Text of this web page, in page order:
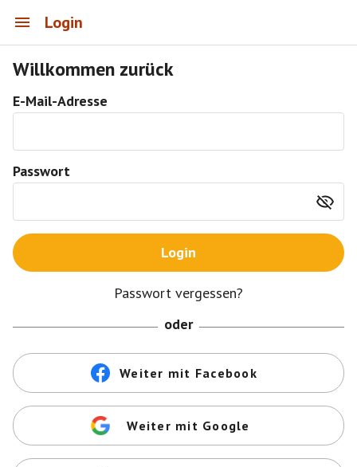
Login
Willkommen zurück
E-Mail-Adresse
Passwort
Login
Passwort vergessen?
oder
Weiter mit Facebook
Weiter mit Google